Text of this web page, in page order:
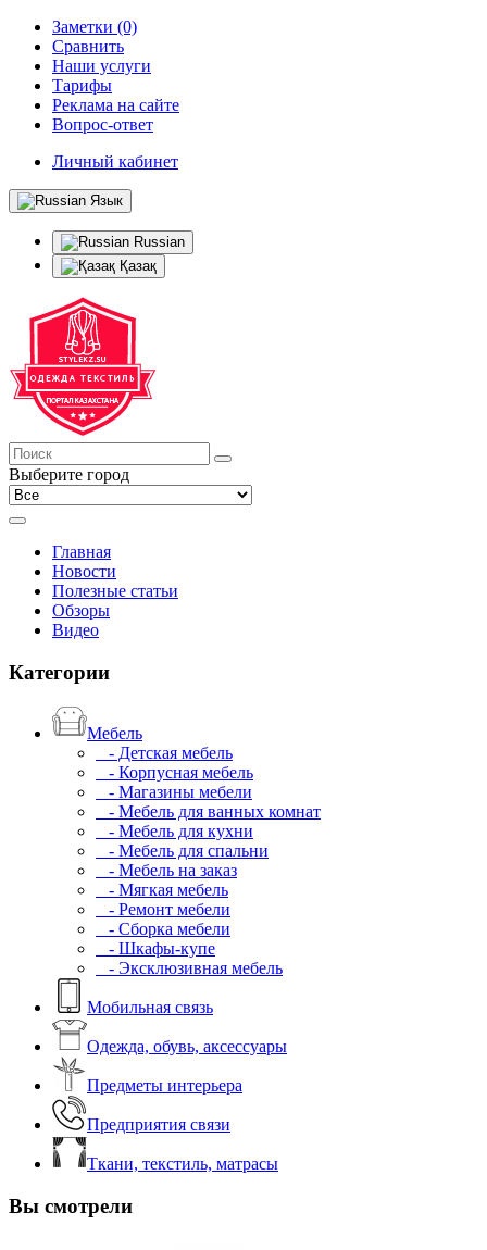
Заметки (0)
Сравнить
Наши услуги
Тарифы
Реклама на сайте
Вопрос-ответ
Личный кабинет
Язык
Russian
Қазақ
Выберите город
Главная
Новости
Полезные статьи
Обзоры
Видео
Категории
Мебель
- Детская мебель
- Корпусная мебель
- Магазины мебели
- Мебель для ванных комнат
- Мебель для кухни
- Мебель для спальни
- Мебель на заказ
- Мягкая мебель
- Ремонт мебели
- Сборка мебели
- Шкафы-купе
- Эксклюзивная мебель
Мобильная связь
Одежда, обувь, аксессуары
Предметы интерьера
Предприятия связи
Ткани, текстиль, матрасы
Вы смотрели